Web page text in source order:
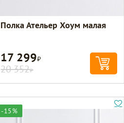
Полка Ательер Хоум малая
17 299Р
20 352Р
-15%